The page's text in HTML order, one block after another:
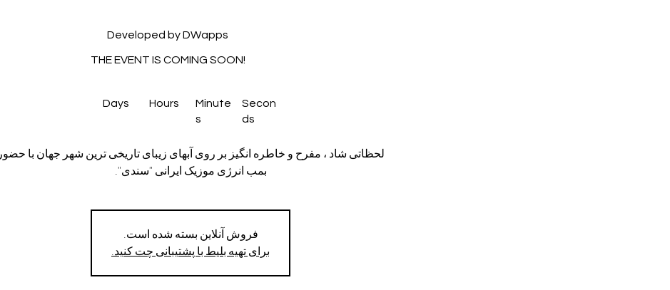
Secon
ds
Minute
s
Hours
Days
THE EVENT IS COMING SOON!
Developed by DWapps
لحظاتی شاد ، مفرح و خاطره انگیز بر روی آبهای زیبای تاریخی ترین شهر جهان با حضور
بمب انرژی موزیک ایرانی "سندی".
فروش آنلاین بسته شده است.
برای تهیه بلیط با پشتیبانی چت کنید.